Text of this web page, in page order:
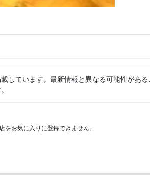
しています。最新情報と異なる可能性があ
お気に入りに登録できません。